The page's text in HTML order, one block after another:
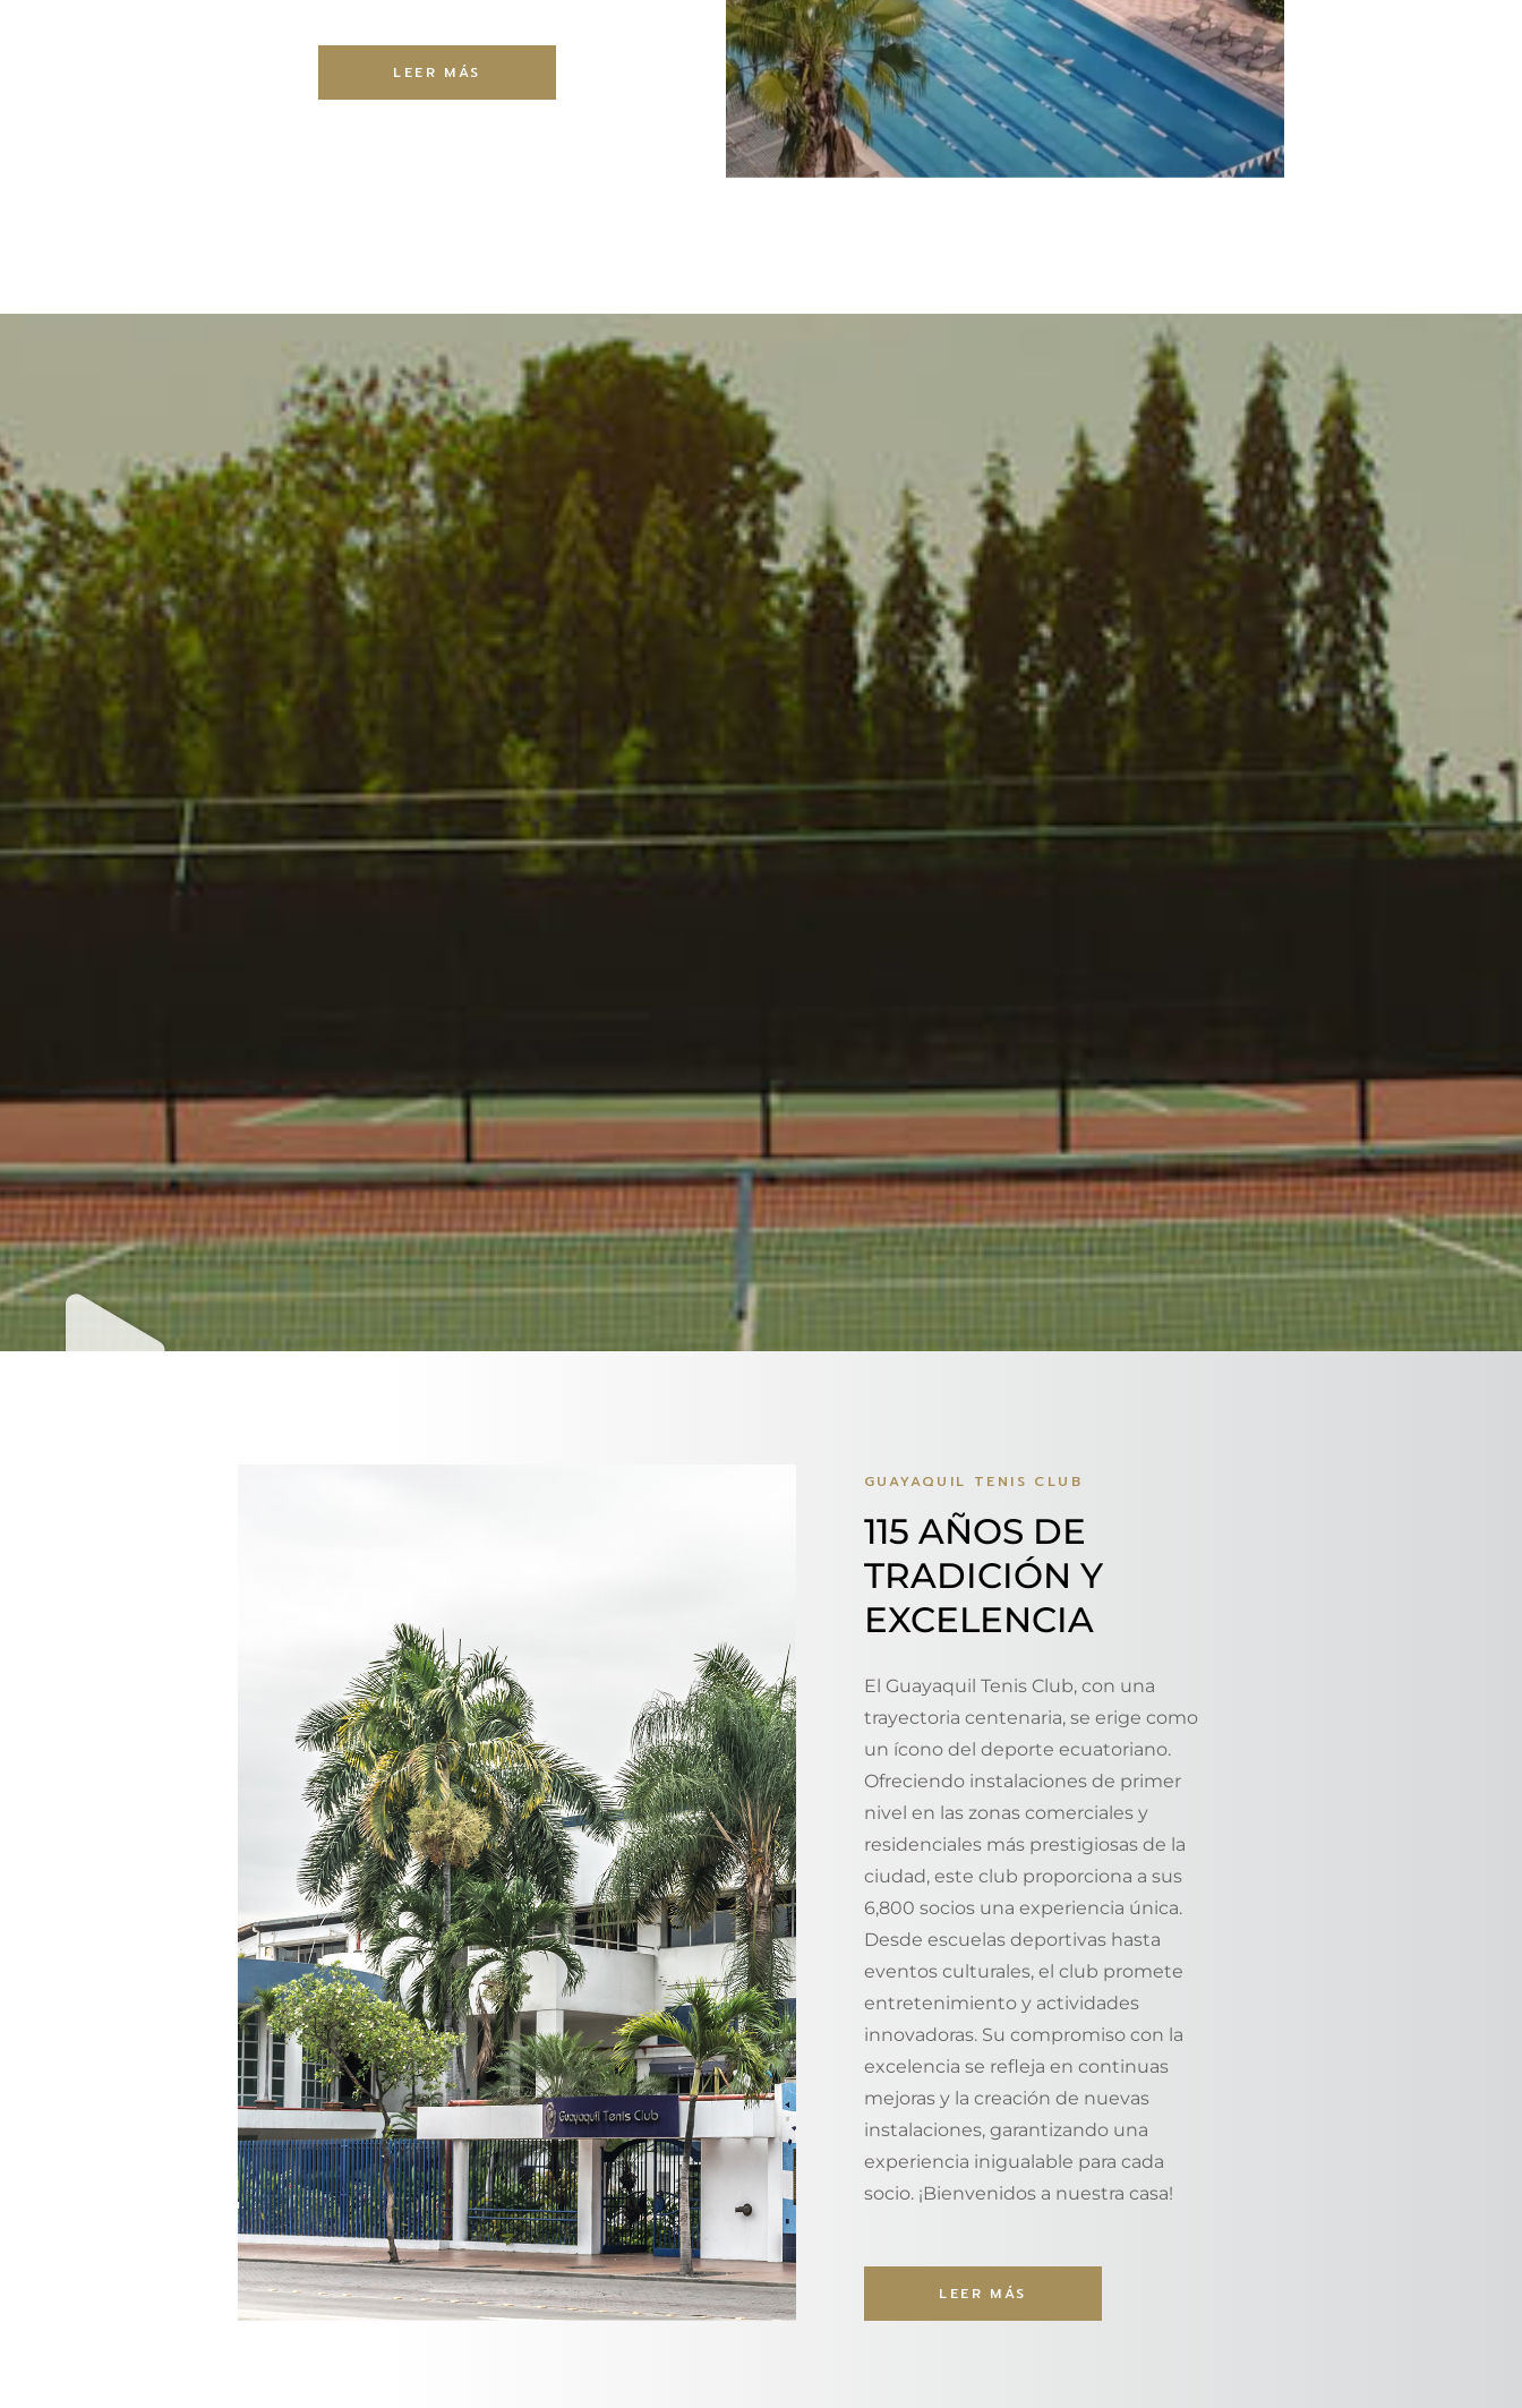
LEER MÁS
GUAYAQUIL TENIS CLUB
115 AÑOS DE
TRADICIÓN Y
EXCELENCIA
El Guayaquil Tenis Club, con una
trayectoria centenaria, se erige como
un ícono del deporte ecuatoriano.
Ofreciendo instalaciones de primer
nivel en las zonas comerciales y
residenciales más prestigiosas de la
ciudad, este club proporciona a sus
6,800 socios una experiencia única.
Desde escuelas deportivas hasta
eventos culturales, el club promete
entretenimiento y actividades
innovadoras. Su compromiso con la
excelencia se refleja en continuas
mejoras y la creación de nuevas
instalaciones, garantizando una
experiencia inigualable para cada
socio. ¡Bienvenidos a nuestra casa!
LEER MÁS